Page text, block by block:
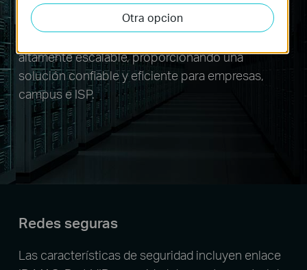
Se admiten una gran cantidad de funciones L2 +
altamente escalable, proporcionando una
solución confiable y eficiente para empresas,
campus e ISP.
Redes seguras
Las características de seguridad incluyen enlace
Otra opcion